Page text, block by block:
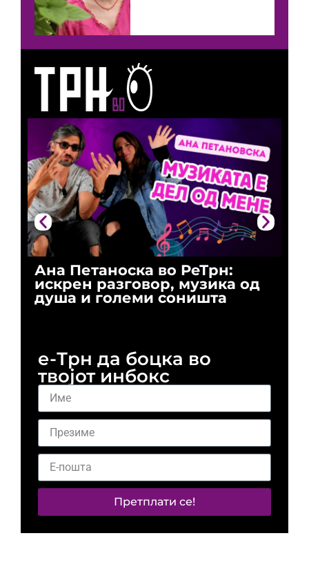
Ана Петаноска во РеТрн:
искрен разговор, музика од
душа и големи соништа
е-Трн да боцка во
твојот инбокс
Претплати се!